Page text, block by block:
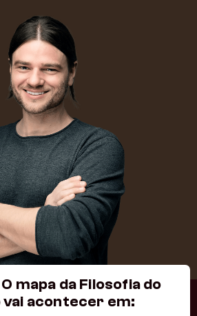
mapa da Filosofia do
vai acontecer em: